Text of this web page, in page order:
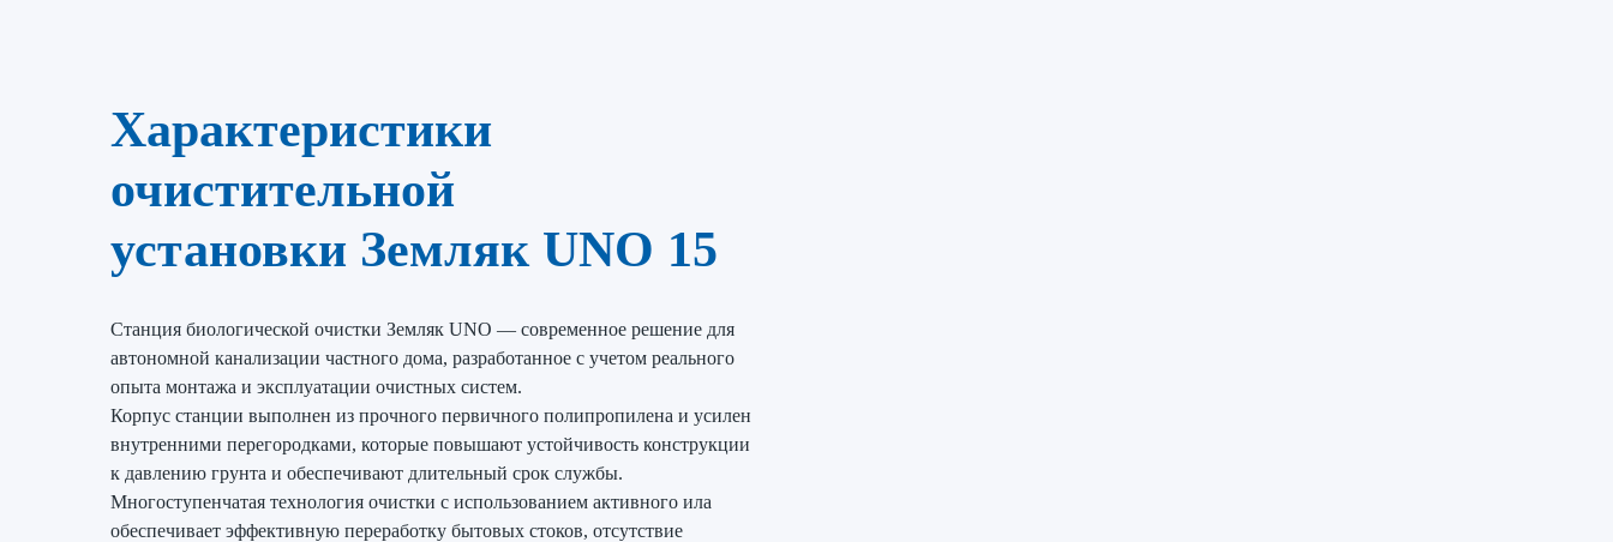
Характеристики
очистительной
установки Земляк UNO 15
Станция биологической очистки Земляк UNO — современное решение для
автономной канализации частного дома, разработанное с учетом реального
опыта монтажа и эксплуатации очистных систем.
Корпус станции выполнен из прочного первичного полипропилена и усилен
внутренними перегородками, которые повышают устойчивость конструкции
к давлению грунта и обеспечивают длительный срок службы.
Многоступенчатая технология очистки с использованием активного ила
обеспечивает эффективную переработку бытовых стоков, отсутствие